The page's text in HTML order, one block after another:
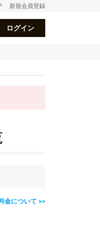
新規会員登録
ログイン
金について >>